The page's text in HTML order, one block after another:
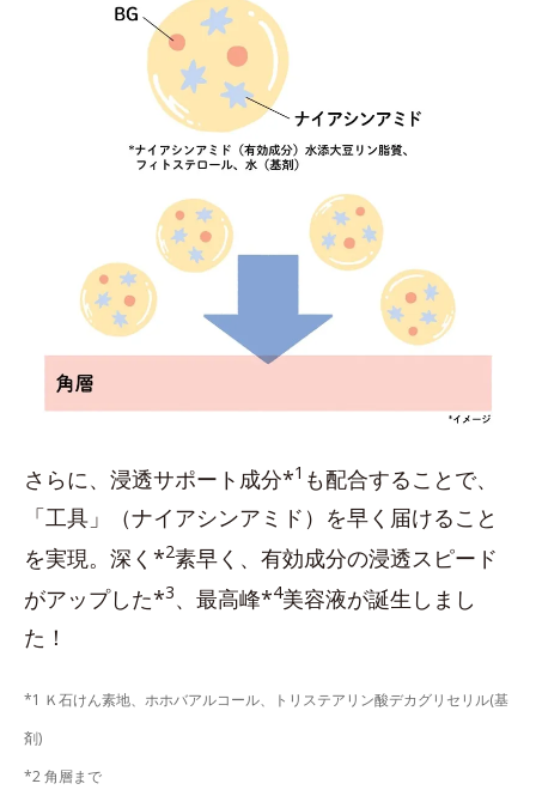
さらに、浸透サポート成分*1 も配合することで、
「工具」（ナイアシンアミド）を早く届けること
を実現。深く*2素早く、有効成分の浸透スピード
がアップした*3、最高峰*4美容液が誕生しまし
た！
*1 Ｋ石けん素地、ホホバアルコール、トリステアリン酸デカグリセリル(基
剤)
*2 角層まで